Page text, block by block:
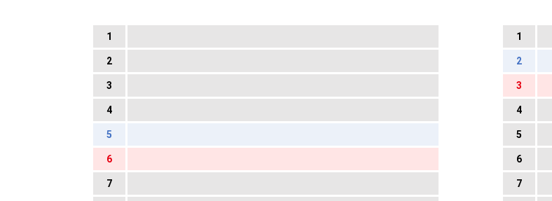
1
2
3
4
5
6
7
1
2
3
4
5
6
7